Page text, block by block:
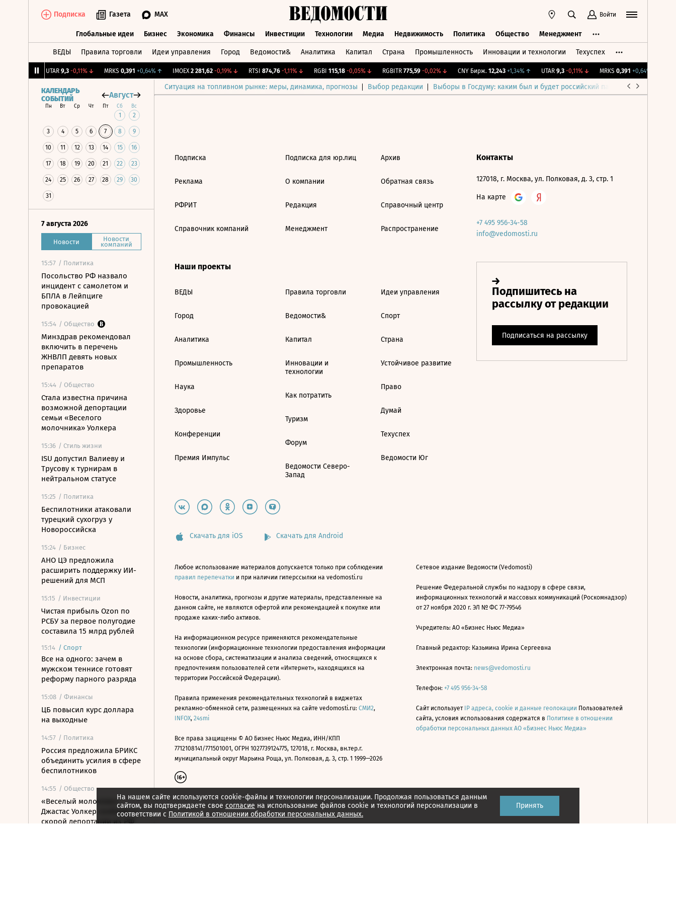
Подписка Газета MAX Войти
Глобальные идеи Бизнес Экономика Финансы Инвестиции Технологии Медиа Недвижимость Политика Общество Менеджмент
ВЕДЫ Правила торговли Идеи управления Город Ведомости& Аналитика Капитал Страна Промышленность Инновации и технологии Техуспех
UTAR 9,3 -0,11%↓ MRKS 0,391 +0,64%↑ IMOEX 2 281,62 -0,19%↓ RTSI 874,76 -1,11%↓ RGBI 115,18 -0,05%↓ RGBITR 775,59 -0,02%↓ CNY Бирж. 12,243 +1,34%↑ UTAR 9,3 -0,11%↓ MRKS 0,391 +0,64%
Ситуация на топливном рынке: меры, динамика, прогнозы Выбор редакции Выборы в Госдуму: каким был и будет российский парламент
КАЛЕНДАРЬ
СОБЫТИЙ
Август
Пн Вт Ср Чт Пт Сб Вс
1 2
3 4 5 6 7 8 9
10 11 12 13 14 15 16
17 18 19 20 21 22 23
24 25 26 27 28 29 30
31
7 августа 2026
Новости Новости
компаний
15:57 / Политика
Посольство РФ назвало
инцидент с самолетом и
БПЛА в Лейпциге
провокацией
15:54 / Общество
Минздрав рекомендовал
включить в перечень
ЖНВЛП девять новых
препаратов
15:44 / Общество
Стала известна причина
возможной депортации
семьи «Веселого
молочника» Уолкера
15:36 / Стиль жизни
ISU допустил Валиеву и
Трусову к турнирам в
нейтральном статусе
15:25 / Политика
Беспилотники атаковали
турецкий сухогруз у
Новороссийска
15:24 / Бизнес
АНО ЦЭ предложила
расширить поддержку ИИ-
решений для МСП
15:15 / Инвестиции
Чистая прибыль Ozon по
РСБУ за первое полугодие
составила 15 млрд рублей
15:14 / Спорт
Все на одного: зачем в
мужском теннисе готовят
реформу парного разряда
15:08 / Финансы
ЦБ повысил курс доллара
на выходные
14:57 / Политика
Россия предложила БРИКС
объединить усилия в сфере
беспилотников
14:55 / Общество
«Веселый молочник»
Джастас Уолкер сообщил о
скорой депортации из РФ
На нашем сайте используются cookie-файлы и технологии персонализации. Продолжая пользоваться данным
сайтом, вы подтверждаете свое согласие на использование файлов cookie и технологий персонализации в
соответствии с Политикой в отношении обработки персональных данных.
Принять
Подписка
Реклама
РФРИТ
Справочник компаний
Подписка для юр.лиц
О компании
Редакция
Менеджмент
Архив
Обратная связь
Справочный центр
Распространение
Наши проекты
ВЕДЫ
Город
Аналитика
Промышленность
Наука
Здоровье
Конференции
Премия Импульс
Правила торговли
Ведомости&
Капитал
Инновации и
технологии
Как потратить
Туризм
Форум
Ведомости Северо-
Запад
Идеи управления
Спорт
Страна
Устойчивое развитие
Право
Думай
Техуспех
Ведомости Юг
Контакты
127018, г. Москва, ул. Полковая, д. 3, стр. 1
На карте
+7 495 956-34-58
info@vedomosti.ru
Скачать для iOS Скачать для Android
Любое использование материалов допускается только при соблюдении
правил перепечатки и при наличии гиперссылки на vedomosti.ru
Новости, аналитика, прогнозы и другие материалы, представленные на
данном сайте, не являются офертой или рекомендацией к покупке или
продаже каких-либо активов.
На информационном ресурсе применяются рекомендательные
технологии (информационные технологии предоставления информации
на основе сбора, систематизации и анализа сведений, относящихся к
предпочтениям пользователей сети «Интернет», находящихся на
территории Российской Федерации).
Правила применения рекомендательных технологий в виджетах
рекламно-обменной сети, размещенных на сайте vedomosti.ru: СМИ2,
INFOX, 24smi
Все права защищены © АО Бизнес Ньюс Медиа, ИНН/КПП
7712108141/771501001, ОГРН 1027739124775, 127018, г. Москва, вн.тер.г.
муниципальный округ Марьина Роща, ул. Полковая, д. 3, стр. 1 1999—2026
Сетевое издание Ведомости (Vedomosti)
Решение Федеральной службы по надзору в сфере связи,
информационных технологий и массовых коммуникаций (Роскомнадзор)
от 27 ноября 2020 г. ЭЛ № ФС 77-79546
Учредитель: АО «Бизнес Ньюс Медиа»
Главный редактор: Казьмина Ирина Сергеевна
Электронная почта: news@vedomosti.ru
Телефон: +7 495 956-34-58
Сайт использует IP адреса, cookie и данные геолокации Пользователей
сайта, условия использования содержатся в Политике в отношении
обработки персональных данных АО «Бизнес Ньюс Медиа»